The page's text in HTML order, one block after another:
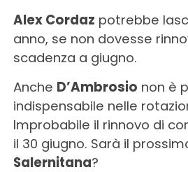
Alex Cordaz potrebbe
anno, se non dovesse
scadenza a giugno.
Anche D’Ambrosio non è
indispensabile nelle
Improbabile il rinnovo di
il 30 giugno. Sarà il
Salernitana?